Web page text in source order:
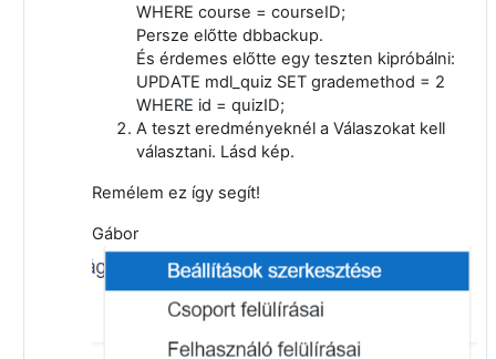
WHERE course = courseID;
Persze előtte dbbackup.
És érdemes előtte egy teszten kipróbálni:
UPDATE mdl_quiz SET grademethod = 2
WHERE id = quizID;
A teszt eredményeknél a Válaszokat kell
választani. Lásd kép.
Remélem ez így segít!
Gábor